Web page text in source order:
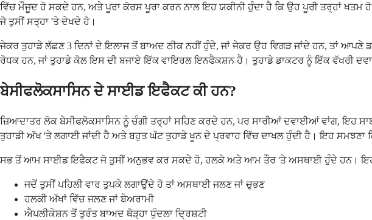
ਵਿੱਚ ਮੌਜੂਦ ਹੋ ਸਕਦੇ ਹਨ, ਅਤੇ ਪੂਰਾ ਕੋਰਸ ਪੂਰਾ ਕਰਨ ਨਾਲ ਇਹ ਯਕੀਨੀ ਹੁੰਦਾ ਹੈ ਕਿ ਉਹ ਪੂਰੀ ਤਰ੍ਹਾਂ ਖਤਮ
ਜੋ ਤੁਸੀਂ ਸਤ੍ਹਾ 'ਤੇ ਦੇਖਦੇ ਹੋ।
ਜੇਕਰ ਤੁਹਾਡੇ ਲੱਛਣ 3 ਦਿਨਾਂ ਦੇ ਇਲਾਜ ਤੋਂ ਬਾਅਦ ਠੀਕ ਨਹੀਂ ਹੁੰਦੇ, ਜਾਂ ਜੇਕਰ ਉਹ ਵਿਗੜ ਜਾਂਦੇ ਹਨ, ਤਾਂ
ਰੋਧਕ ਹਨ, ਜਾਂ ਤੁਹਾਡੇ ਕੋਲ ਇਸ ਦੀ ਬਜਾਏ ਇੱਕ ਵਾਇਰਲ ਇਨਫੈਕਸ਼ਨ ਹੈ। ਤੁਹਾਡੇ ਡਾਕਟਰ ਨੂੰ ਇੱਕ ਵੱਖਰੀ
ਬੇਸੀਫਲੋਕਸਾਸਿਨ ਦੇ ਸਾਈਡ ਇਫੈਕਟ ਕੀ ਹਨ?
ਜ਼ਿਆਦਾਤਰ ਲੋਕ ਬੇਸੀਫਲੋਕਸਾਸਿਨ ਨੂੰ ਚੰਗੀ ਤਰ੍ਹਾਂ ਸਹਿਣ ਕਰਦੇ ਹਨ, ਪਰ ਸਾਰੀਆਂ ਦਵਾਈਆਂ ਵਾਂਗ, ਇਹ
ਤੁਹਾਡੀ ਅੱਖ 'ਤੇ ਲਗਾਈ ਜਾਂਦੀ ਹੈ ਅਤੇ ਬਹੁਤ ਘੱਟ ਤੁਹਾਡੇ ਖੂਨ ਦੇ ਪ੍ਰਵਾਹ ਵਿੱਚ ਦਾਖਲ ਹੁੰਦੀ ਹੈ। ਇਹ
ਸਭ ਤੋਂ ਆਮ ਸਾਈਡ ਇਫੈਕਟ ਜੋ ਤੁਸੀਂ ਅਨੁਭਵ ਕਰ ਸਕਦੇ ਹੋ, ਹਲਕੇ ਅਤੇ ਆਮ ਤੌਰ 'ਤੇ ਅਸਥਾਈ ਹੁੰਦੇ ਹਨ।
ਜਦੋਂ ਤੁਸੀਂ ਪਹਿਲੀ ਵਾਰ ਤੁਪਕੇ ਲਗਾਉਂਦੇ ਹੋ ਤਾਂ ਅਸਥਾਈ ਜਲਣ ਜਾਂ ਚੁਭਣ
ਹਲਕੀ ਅੱਖਾਂ ਵਿੱਚ ਜਲਣ ਜਾਂ ਬੇਅਰਾਮੀ
ਐਪਲੀਕੇਸ਼ਨ ਤੋਂ ਤੁਰੰਤ ਬਾਅਦ ਥੋੜ੍ਹਾ ਧੁੰਦਲਾ ਦ੍ਰਿਸ਼ਟੀ